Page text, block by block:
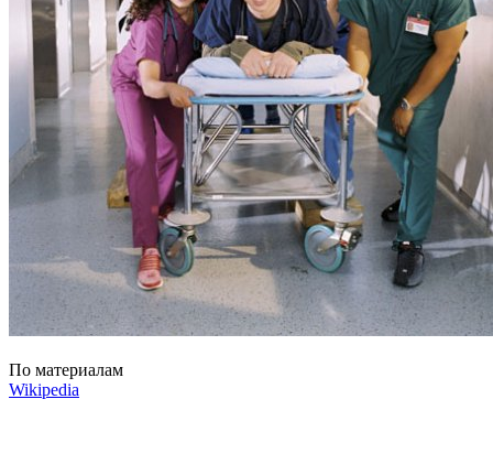
По материалам
Wikipedia